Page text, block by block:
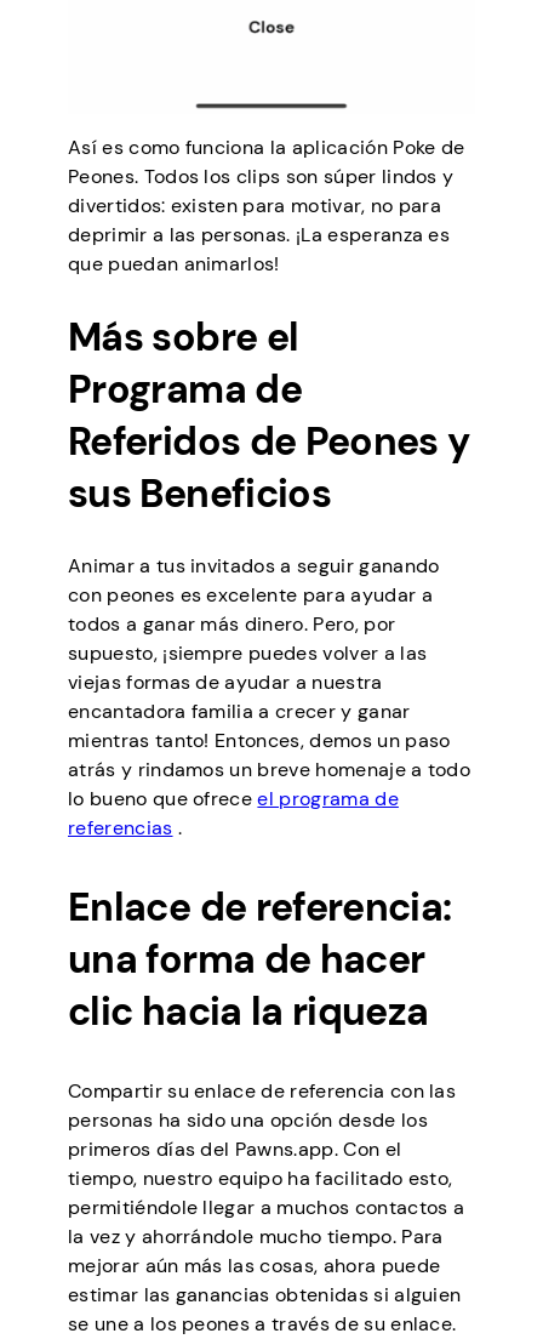
Así es como funciona la aplicación Poke de
Peones. Todos los clips son súper lindos y
divertidos: existen para motivar, no para
deprimir a las personas. ¡La esperanza es
que puedan animarlos!
Más sobre el
Programa de
Referidos de Peones y
sus Beneficios
Animar a tus invitados a seguir ganando
con peones es excelente para ayudar a
todos a ganar más dinero. Pero, por
supuesto, ¡siempre puedes volver a las
viejas formas de ayudar a nuestra
encantadora familia a crecer y ganar
mientras tanto! Entonces, demos un paso
atrás y rindamos un breve homenaje a todo
lo bueno que ofreceel programa de
referencias .
Enlace de referencia:
una forma de hacer
clic hacia la riqueza
Compartir su enlace de referencia con las
personas ha sido una opción desde los
primeros días del Pawns.app. Con el
tiempo, nuestro equipo ha facilitado esto,
permitiéndole llegar a muchos contactos a
la vez y ahorrándole mucho tiempo. Para
mejorar aún más las cosas, ahora puede
estimar las ganancias obtenidas si alguien
se une a los peones a través de su enlace.